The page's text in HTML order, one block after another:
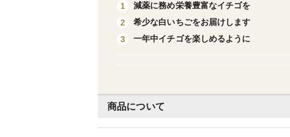
商品について
1
減薬に務め栄養豊富なイチゴを
2
希少な白いちごをお届けします
3
一年中イチゴを楽しめるように